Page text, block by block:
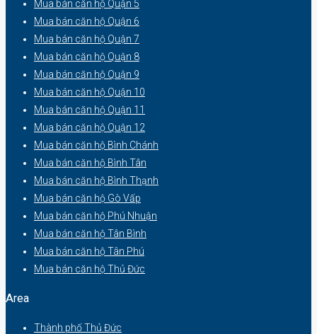
Mua bán căn hộ Quận 5
Mua bán căn hộ Quận 6
Mua bán căn hộ Quận 7
Mua bán căn hộ Quận 8
Mua bán căn hộ Quận 9
Mua bán căn hộ Quận 10
Mua bán căn hộ Quận 11
Mua bán căn hộ Quận 12
Mua bán căn hộ Bình Chánh
Mua bán căn hộ Bình Tân
Mua bán căn hộ Bình Thạnh
Mua bán căn hộ Gò Vấp
Mua bán căn hộ Phú Nhuận
Mua bán căn hộ Tân Bình
Mua bán căn hộ Tân Phú
Mua bán căn hộ Thủ Đức
Area
Thành phố Thủ Đức